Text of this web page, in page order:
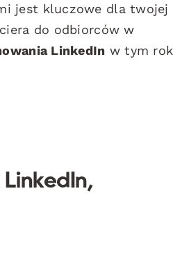
jest kluczowe dla twojej
do odbiorców w
LinkedIn w tym